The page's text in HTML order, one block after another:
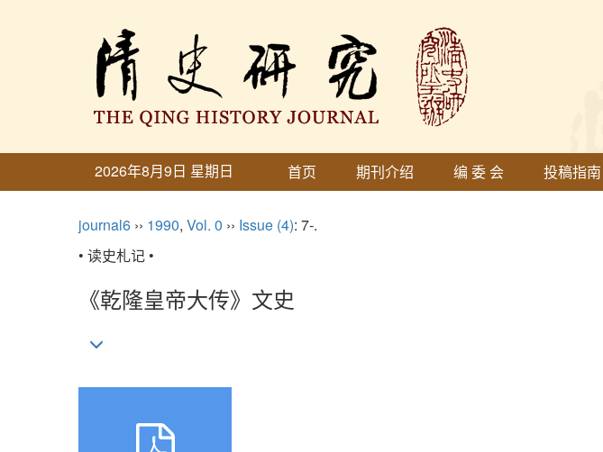
2026年8月9日 星期日 首页 期刊介绍 编 委 会 投稿指南
journal6 ›› 1990, Vol. 0 ›› Issue (4): 7-.
• 读史札记 •
《乾隆皇帝大传》文史